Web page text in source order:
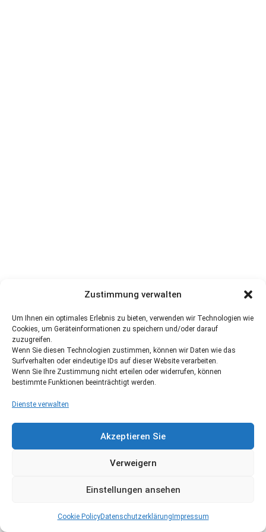
Zustimmung verwalten
Um Ihnen ein optimales Erlebnis zu bieten, verwenden wir Technologien wie
Cookies, um Geräteinformationen zu speichern und/oder darauf
zuzugreifen.
Wenn Sie diesen Technologien zustimmen, können wir Daten wie das
Surfverhalten oder eindeutige IDs auf dieser Website verarbeiten.
Wenn Sie Ihre Zustimmung nicht erteilen oder widerrufen, können
bestimmte Funktionen beeinträchtigt werden.
Dienste verwalten
Akzeptieren Sie
Verweigern
Einstellungen ansehen
Cookie PolicyDatenschutzerklärung Impressum